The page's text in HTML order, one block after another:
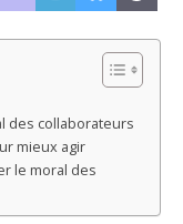
des collaborateurs
mieux agir
le moral des